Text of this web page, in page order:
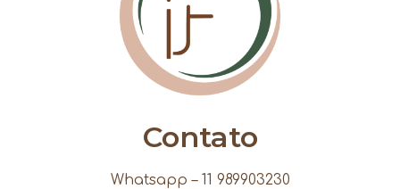
Contato
Whatsapp – 11 989903230